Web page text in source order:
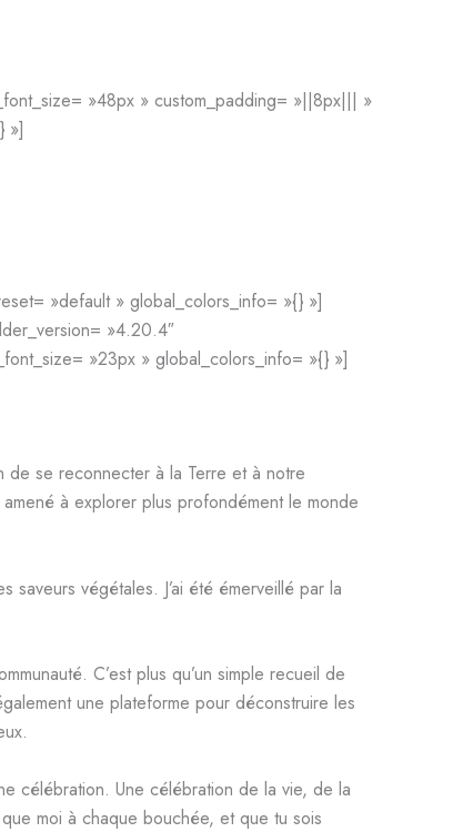
»48px » custom_padding= »||8px||| »
»]
»default » global_colors_info= »{} »]
»4.20.4″
»23px » global_colors_info= »{} »]
de se reconnecter à la Terre et à notre
à explorer plus profondément le monde
végétales. J’ai été émerveillé par la
C’est plus qu’un simple recueil de
une plateforme pour déconstruire les
célébration. Une célébration de la vie, de la
moi à chaque bouchée, et que tu sois